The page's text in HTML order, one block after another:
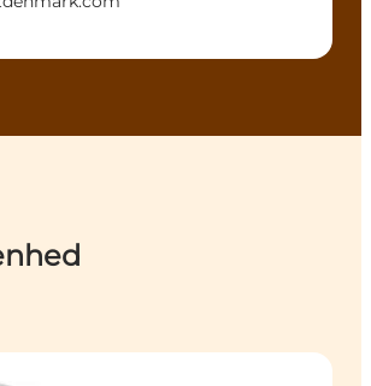
- Product Manager